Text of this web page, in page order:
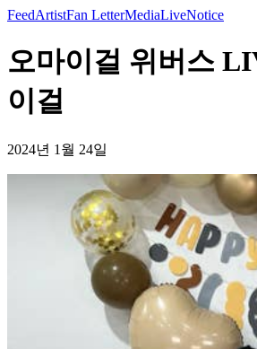
FeedArtistFan LetterMediaLiveNotice
오마이걸 위버스
이걸
2024년 1월 24일